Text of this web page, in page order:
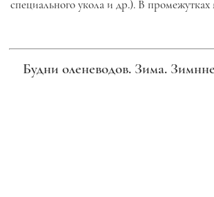
специального укола и др.). В
Будни оленеводов. Зима.